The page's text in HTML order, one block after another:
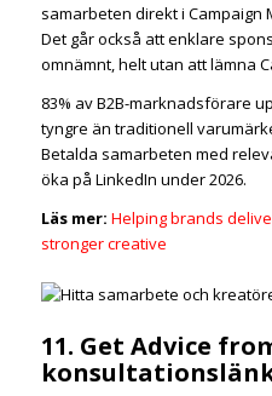
samarbeten direkt i Campaign
Det går också att enklare
omnämnt, helt utan att lämna
83% av B2B-marknadsförare
tyngre än traditionell
Betalda samarbeten med
öka på LinkedIn under 2026.
Läs mer: Helping brands
stronger creative
11. Get Advice